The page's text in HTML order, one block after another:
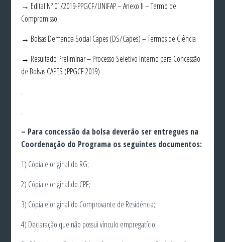
→ Edital Nº 01/2019-PPGCF/UNIFAP – Anexo II – Termo de
Compromisso
→ Bolsas Demanda Social Capes (DS/Capes) – Termos de Ciência
→ Resultado Preliminar – Processo Seletivo Interno para Concessão
de Bolsas CAPES (PPGCF 2019)
.
.
– Para concessão da bolsa deverão ser entregues na
Coordenação do Programa os seguintes documentos:
1) Cópia e original do RG;
2) Cópia e original do CPF;
3) Cópia e original do Comprovante de Residência;
4) Declaração que não possui vínculo empregatício;